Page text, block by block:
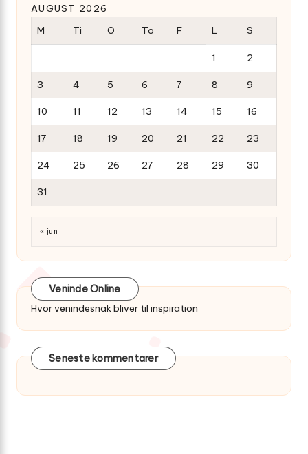
AUGUST 2026
M
Ti O To F L S
1 2
3 4 5 6 7 8 9
10 11 12 13 14 15 16
17 18 19 20 21 22 23
24 25 26 27 28 29 30
31
« jun
Veninde Online
Hvor venindesnak bliver til inspiration
Seneste kommentarer